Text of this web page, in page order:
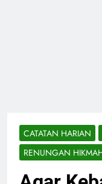
CATATAN HARIAN
RENUNGAN